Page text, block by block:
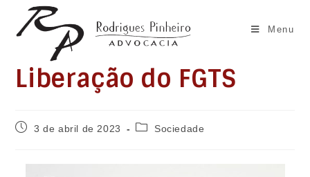
Menu
Liberação do FGTS
Post3 de abril de 2023
Categoria
Sociedade